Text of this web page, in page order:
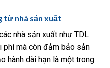
từ nhà sản xuất
nhà sản xuất như TDL
phí mà còn đảm bảo sản
hành dài hạn là một trong